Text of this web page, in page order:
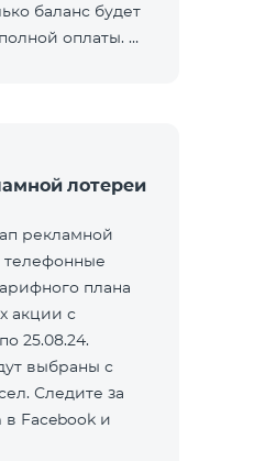
баланс будет
оплаты.
лотереи
рекламной
телефонные
плана
акции с
25.08.24.
выбраны с
Следите за
в Facebook и